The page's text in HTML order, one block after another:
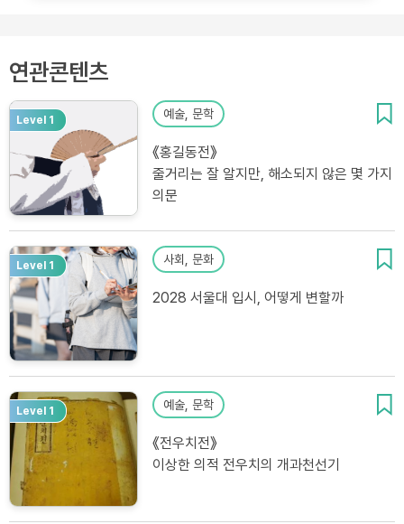
연관콘텐츠
Level 1 예술, 문학
《홍길동전》
줄거리는 잘 알지만, 해소되지 않은 몇 가지
의문
Level 1 사회, 문화
2028 서울대 입시, 어떻게 변할까
Level 1 예술, 문학
《전우치전》
이상한 의적 전우치의 개과천선기